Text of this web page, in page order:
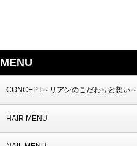
MENU
CONCEPT～リアンのこだわりと想い～
HAIR MENU